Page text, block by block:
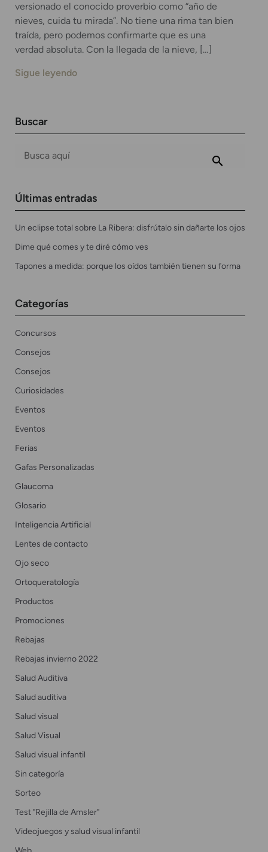
versionado el conocido proverbio como “año de
nieves, cuida tu mirada”. No tiene una rima tan bien
traída, pero podemos confirmarte que es una
verdad absoluta. Con la llegada de la nieve, […]
Sigue leyendo
Buscar
Últimas entradas
Un eclipse total sobre La Ribera: disfrútalo sin dañarte los ojos
Dime qué comes y te diré cómo ves
Tapones a medida: porque los oídos también tienen su forma
Categorías
Concursos
Consejos
Consejos
Curiosidades
Eventos
Eventos
Ferias
Gafas Personalizadas
Glaucoma
Glosario
Inteligencia Artificial
Lentes de contacto
Ojo seco
Ortoqueratología
Productos
Promociones
Rebajas
Rebajas invierno 2022
Salud Auditiva
Salud auditiva
Salud visual
Salud Visual
Salud visual infantil
Sin categoría
Sorteo
Test "Rejilla de Amsler"
Videojuegos y salud visual infantil